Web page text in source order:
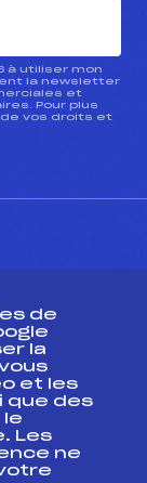
à utiliser mon
la newsletter
et
Pour plus
de vos droits et
de
la
et les
que des
le
Les
ne